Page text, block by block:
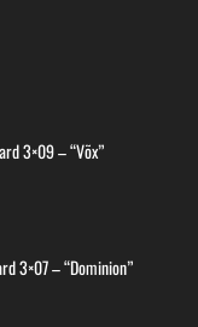
3×09 – “Võx”
3×07 – “Dominion”